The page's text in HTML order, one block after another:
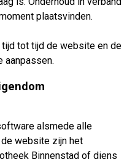
plaatsvinden.
tot tijd de website en de
aanpassen.
alsmede alle
website zijn het
Binnenstad of diens